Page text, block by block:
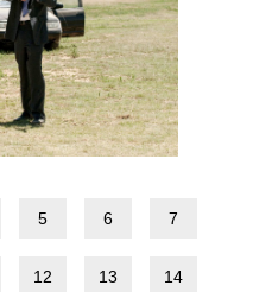
5 6 7
12 13 14